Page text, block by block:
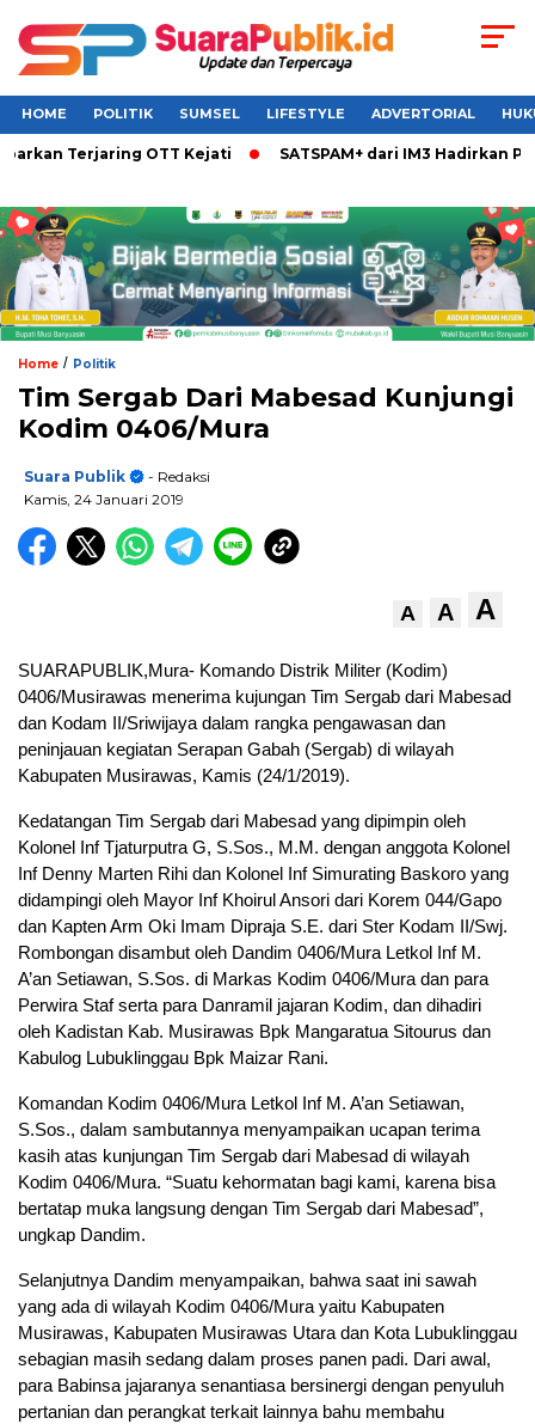
HOME POLITIK SUMSEL LIFESTYLE ADVERTORIAL
Terjaring OTT Kejati SATSPAM+ dari IM3 Hadirkan
Home / Politik
Tim Sergab Dari Mabesad Kunjungi
Kodim 0406/Mura
Suara Publik
- Redaksi
Kamis, 24 Januari 2019
A A A
SUARAPUBLIK,Mura- Komando Distrik Militer (Kodim)
0406/Musirawas menerima kujungan Tim Sergab dari Mabesad
dan Kodam II/Sriwijaya dalam rangka pengawasan dan
peninjauan kegiatan Serapan Gabah (Sergab) di wilayah
Kabupaten Musirawas, Kamis (24/1/2019).
Kedatangan Tim Sergab dari Mabesad yang dipimpin oleh
Kolonel Inf Tjaturputra G, S.Sos., M.M. dengan anggota Kolonel
Inf Denny Marten Rihi dan Kolonel Inf Simurating Baskoro yang
didampingi oleh Mayor Inf Khoirul Ansori dari Korem 044/Gapo
dan Kapten Arm Oki Imam Dipraja S.E. dari Ster Kodam II/Swj.
Rombongan disambut oleh Dandim 0406/Mura Letkol Inf M.
A’an Setiawan, S.Sos. di Markas Kodim 0406/Mura dan para
Perwira Staf serta para Danramil jajaran Kodim, dan dihadiri
oleh Kadistan Kab. Musirawas Bpk Mangaratua Sitourus dan
Kabulog Lubuklinggau Bpk Maizar Rani.
Komandan Kodim 0406/Mura Letkol Inf M. A’an Setiawan,
S.Sos., dalam sambutannya menyampaikan ucapan terima
kasih atas kunjungan Tim Sergab dari Mabesad di wilayah
Kodim 0406/Mura. “Suatu kehormatan bagi kami, karena bisa
bertatap muka langsung dengan Tim Sergab dari Mabesad”,
ungkap Dandim.
Selanjutnya Dandim menyampaikan, bahwa saat ini sawah
yang ada di wilayah Kodim 0406/Mura yaitu Kabupaten
Musirawas, Kabupaten Musirawas Utara dan Kota Lubuklinggau
sebagian masih sedang dalam proses panen padi. Dari awal,
para Babinsa jajaranya senantiasa bersinergi dengan penyuluh
pertanian dan perangkat terkait lainnya bahu membahu